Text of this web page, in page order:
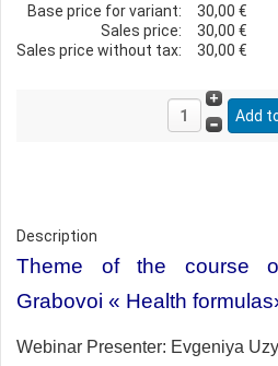
Base price for variant:
30,00 €
Sales price:
30,00 €
Sales price without tax:
30,00 €
Description
Theme of the course
Grabovoi « Health
Webinar Presenter: Evgeniya